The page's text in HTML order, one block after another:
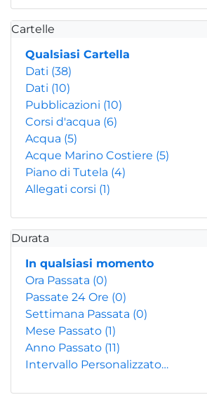
Cartelle
Qualsiasi Cartella
Dati (38)
Dati (10)
Pubblicazioni (10)
Corsi d'acqua (6)
Acqua (5)
Acque Marino Costiere (5)
Piano di Tutela (4)
Allegati corsi (1)
Durata
In qualsiasi momento
Ora Passata (0)
Passate 24 Ore (0)
Settimana Passata (0)
Mese Passato (1)
Anno Passato (11)
Intervallo Personalizzato…